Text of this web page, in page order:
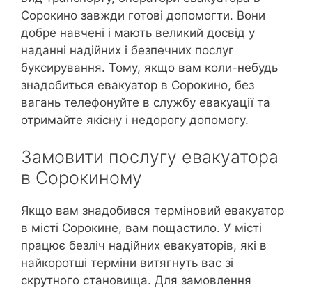
Сорокино завжди готові допомогти. Вони
добре навчені і мають великий досвід у
наданні надійних і безпечних послуг
буксирування. Тому, якщо вам коли-небудь
знадобиться евакуатор в Сорокино, без
вагань телефонуйте в службу евакуації та
отримайте якісну і недорогу допомогу.
Замовити послугу евакуатора
в Сорокиному
Якщо вам знадобився терміновий евакуатор
в місті Сорокине, вам пощастило. У місті
працює безліч надійних евакуаторів, які в
найкоротші терміни витягнуть вас зі
скрутного становища. Для замовлення